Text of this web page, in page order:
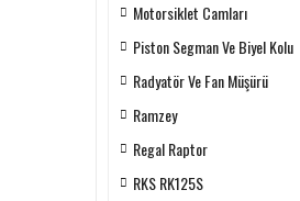
Motorsiklet Camları
Piston Segman Ve Biyel Kolu
Radyatör Ve Fan Müşürü
Ramzey
Regal Raptor
RKS RK125S